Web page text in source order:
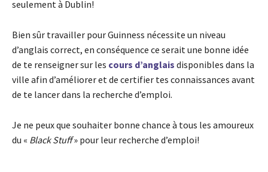
seulement à Dublin!
Bien sûr travailler pour Guinness nécessite un niveau
d’anglais correct, en conséquence ce serait une bonne idée
de te renseigner sur les cours d’anglais disponibles dans la
ville afin d’améliorer et de certifier tes connaissances avant
de te lancer dans la recherche d’emploi.
Je ne peux que souhaiter bonne chance à tous les amoureux
du « Black Stuff» pour leur recherche d’emploi!